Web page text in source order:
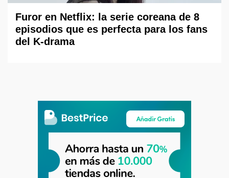
Furor en Netflix: la serie coreana de 8
episodios que es perfecta para los fans
del K-drama